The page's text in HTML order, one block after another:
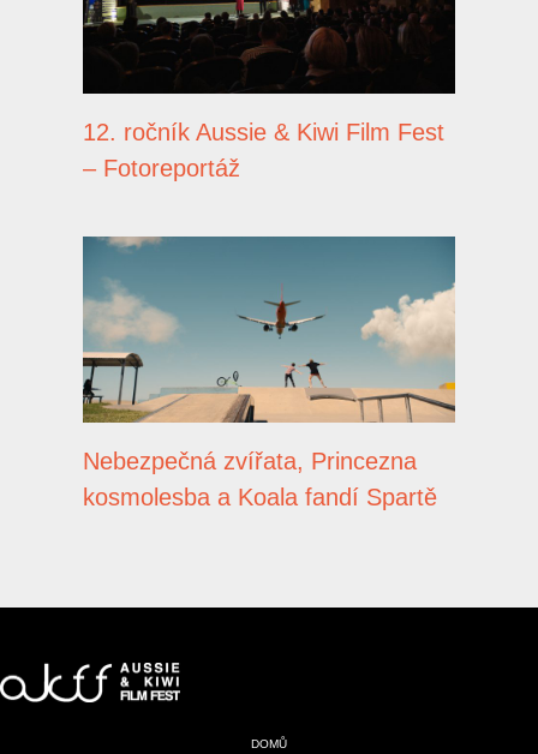
12. ročník Aussie & Kiwi Film Fest
– Fotoreportáž
Nebezpečná zvířata, Princezna
kosmolesba a Koala fandí Spartě
DOMŮ